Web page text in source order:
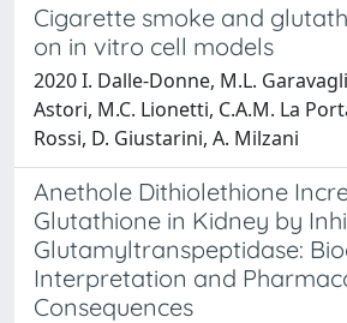
Cigarette smoke and
on in vitro cell models
2020 I. Dalle-Donne, M.L.
Astori, M.C. Lionetti, C.A.M. La
Rossi, D. Giustarini, A. Milzani
Anethole Dithiolethione
Glutathione in Kidney by
Glutamyltranspeptidase:
Interpretation and
Consequences